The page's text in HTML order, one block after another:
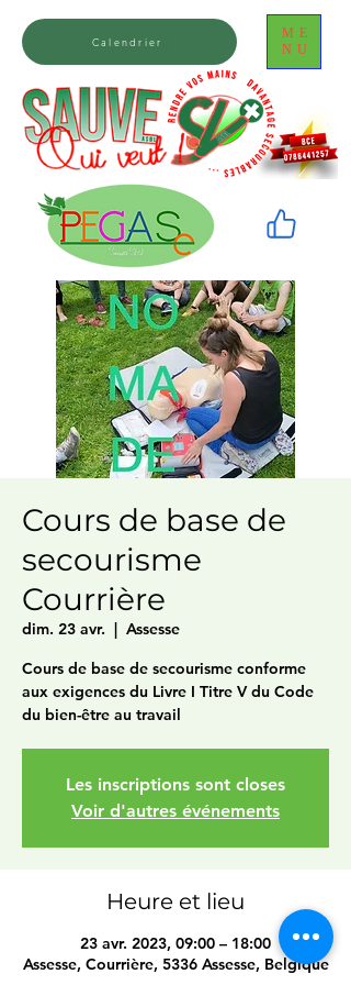
ME
NU
Calendrier
Cours de base de
secourisme
Courrière
dim. 23 avr.
  |
Assesse
Cours de base de secourisme conforme
aux exigences du Livre I Titre V du Code
du bien-être au travail
Les inscriptions sont closes
Voir d'autres événements
Heure et lieu
23 avr. 2023, 09:00 – 18:00
Assesse, Courrière, 5336 Assesse, Belgique